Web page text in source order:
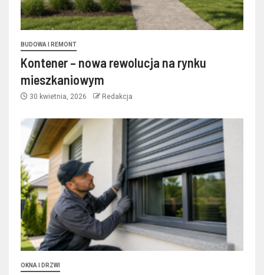
BUDOWA I REMONT
Kontener – nowa rewolucja na rynku
mieszkaniowym
30 kwietnia, 2026 Redakcja
OKNA I DRZWI